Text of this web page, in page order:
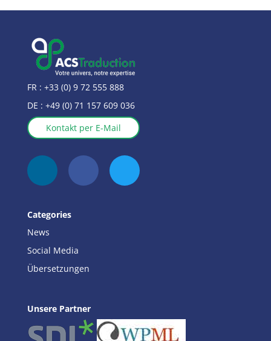
FR : +33 (0) 9 72 555 888
DE : +49 (0) 71 157 609 036
Kontakt per E-Mail
Categories
News
Social Media
Übersetzungen
Unsere Partner